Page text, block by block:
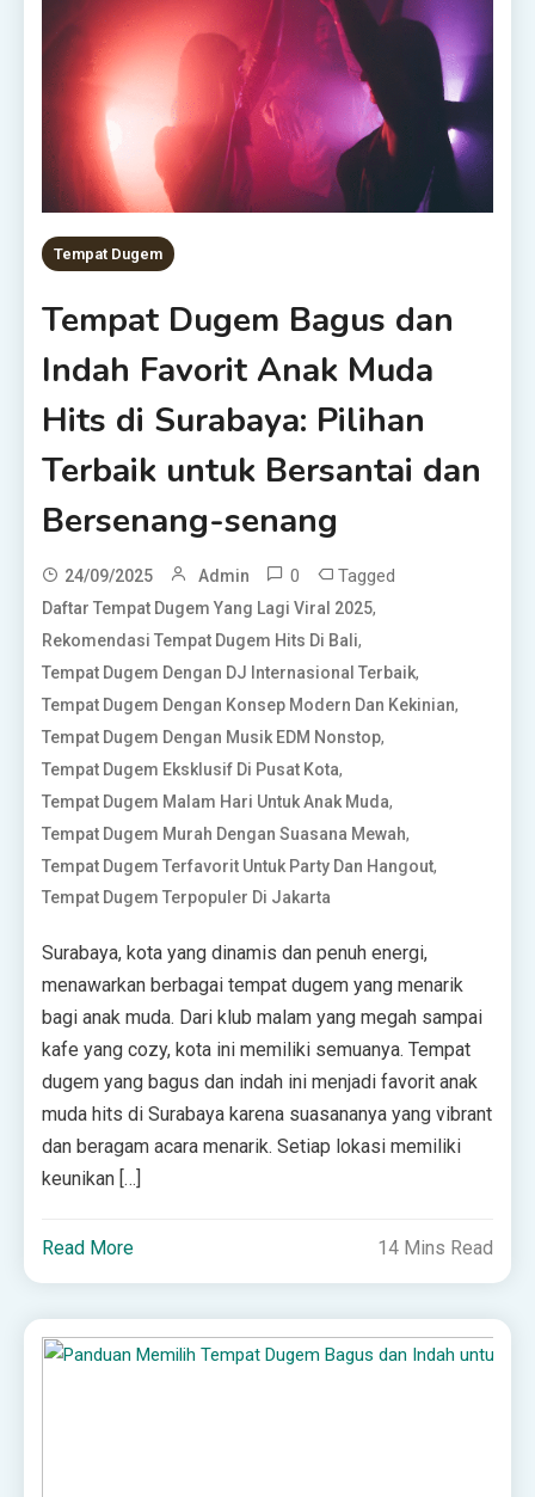
Tempat Dugem
Tempat Dugem Bagus dan
Indah Favorit Anak Muda
Hits di Surabaya: Pilihan
Terbaik untuk Bersantai dan
Bersenang-senang
24/09/2025 Admin 0 Tagged
Daftar Tempat Dugem Yang Lagi Viral 2025,
Rekomendasi Tempat Dugem Hits Di Bali,
Tempat Dugem Dengan DJ Internasional Terbaik,
Tempat Dugem Dengan Konsep Modern Dan Kekinian,
Tempat Dugem Dengan Musik EDM Nonstop,
Tempat Dugem Eksklusif Di Pusat Kota,
Tempat Dugem Malam Hari Untuk Anak Muda,
Tempat Dugem Murah Dengan Suasana Mewah,
Tempat Dugem Terfavorit Untuk Party Dan Hangout,
Tempat Dugem Terpopuler Di Jakarta
Surabaya, kota yang dinamis dan penuh energi,
menawarkan berbagai tempat dugem yang menarik
bagi anak muda. Dari klub malam yang megah sampai
kafe yang cozy, kota ini memiliki semuanya. Tempat
dugem yang bagus dan indah ini menjadi favorit anak
muda hits di Surabaya karena suasananya yang vibrant
dan beragam acara menarik. Setiap lokasi memiliki
keunikan […]
Read More 14 Mins Read